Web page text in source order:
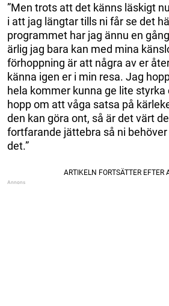
”Men trots att det känns läskigt
i att jag längtar tills ni får se det
programmet har jag ännu en
ärlig jag bara kan med mina
förhoppning är att några av er
känna igen er i min resa. Jag
hela kommer kunna ge lite
hopp om att våga satsa på
den kan göra ont, så är det värt
fortfarande jättebra så ni
det.”